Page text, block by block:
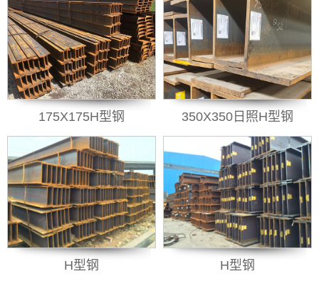
175X175H型钢 350X350日照H型钢
H型钢 H型钢